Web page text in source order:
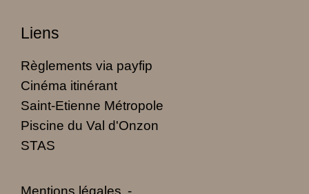
Liens
Règlements via payfip
Cinéma itinérant
Saint-Etienne Métropole
Piscine du Val d'Onzon
STAS
Mentions légales -